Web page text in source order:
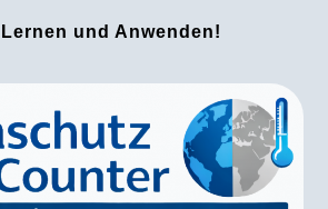
und Anwenden!